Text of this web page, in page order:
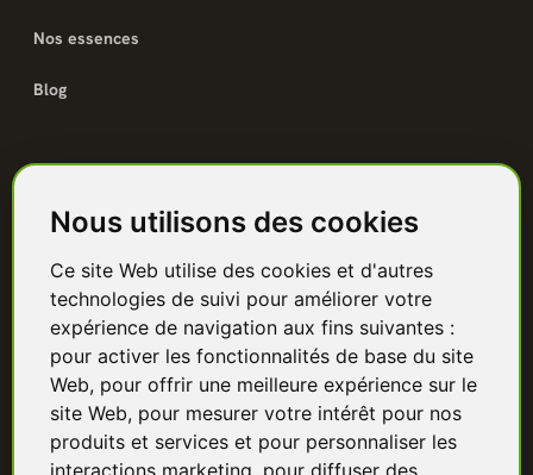
Nous utilisons des cookies
Ce site Web utilise des cookies et d'autres
technologies de suivi pour améliorer votre
expérience de navigation aux fins suivantes :
pour activer les fonctionnalités de base du site
Web, pour offrir une meilleure expérience sur le
site Web, pour mesurer votre intérêt pour nos
produits et services et pour personnaliser les
interactions marketing pour diffuser des
Nos essences
Blog
Terrasse bois
Bardage bois
Charpente & ossature
Quincaillerie
Panneaux & isolants